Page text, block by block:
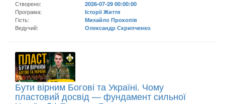
Створено:
2026-07-29 00:00:00
Програма:
Історії Життя
Гість:
Михайло Прокопів
Ведучий:
Олександр Скрипченко
Бути вірним Богові та Україні. Чому
пластовий досвід — фундамент сильної